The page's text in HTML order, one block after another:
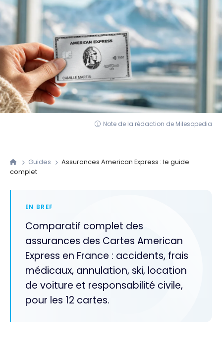
Note de la rédaction de Milesopedia
Guides
Assurances American Express : le guide
complet
EN BREF
Comparatif complet des
assurances des Cartes American
Express en France : accidents, frais
médicaux, annulation, ski, location
de voiture et responsabilité civile,
pour les 12 cartes.